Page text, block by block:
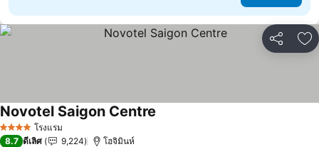
แชร์ เ
4 ดาว โรงแรม
Novotel Saigon Centre
8.7 ดีเลิศ 9,224 โฮจิมินห์